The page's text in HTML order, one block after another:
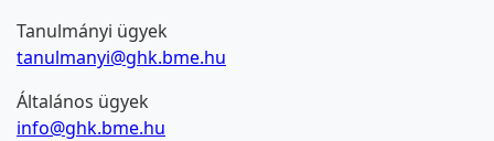
Tanulmányi ügyek
tanulmanyi@ghk.bme.hu
Általános ügyek
info@ghk.bme.hu